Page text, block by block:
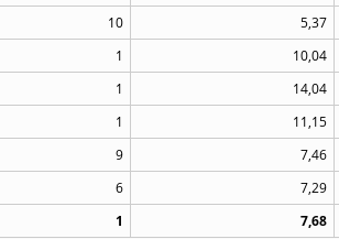
10 5,37
1 10,04
1 14,04
1 11,15
9 7,46
6 7,29
1 7,68